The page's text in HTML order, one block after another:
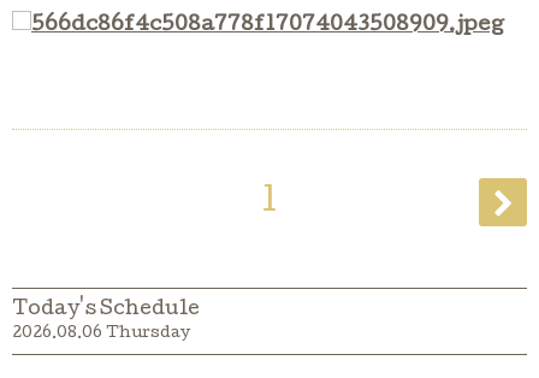
1
Today's Schedule
2026.08.06 Thursday